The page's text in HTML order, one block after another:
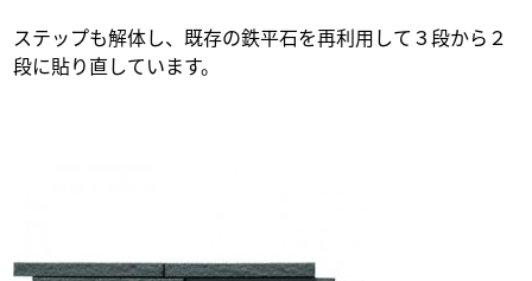
ステップも解体し、既存の鉄平石を再利用して３段から２
段に貼り直しています。